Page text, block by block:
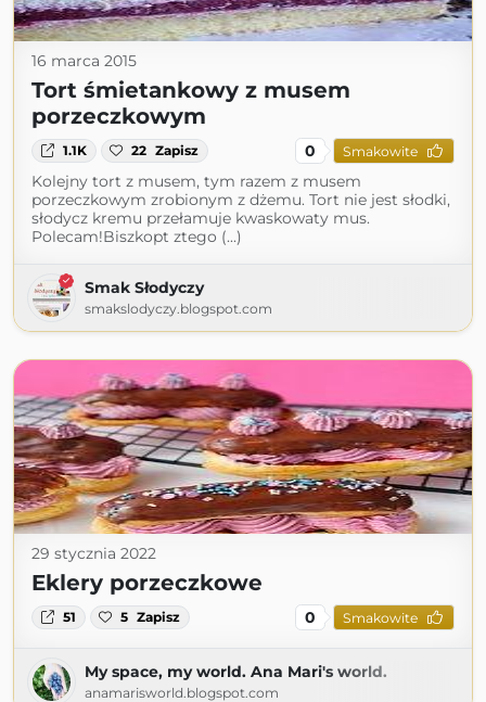
16 marca 2015
Tort śmietankowy z musem
porzeczkowym
1.1K 22 Zapisz 0 Smakowite
Kolejny tort z musem, tym razem z musem
porzeczkowym zrobionym z dżemu. Tort nie jest słodki,
słodycz kremu przełamuje kwaskowaty mus.
Polecam!Biszkopt ztego (...)
Smak Słodyczy
smakslodyczy.blogspot.com
29 stycznia 2022
Eklery porzeczkowe
51 5 Zapisz 0 Smakowite
My space, my world. Ana Mari's world.
anamarisworld.blogspot.com